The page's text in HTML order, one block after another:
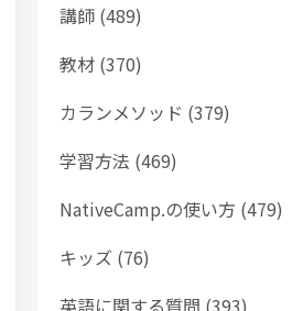
講師 (489)
教材 (370)
カランメソッド (379)
学習方法 (469)
NativeCamp.の使い方 (479)
キッズ (76)
英語に関する質問 (393)